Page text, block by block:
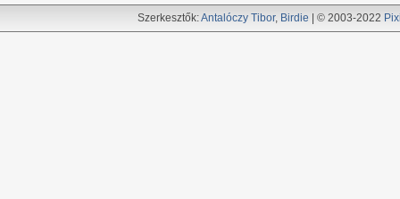
Szerkesztők:Antalóczy Tibor, Birdie | © 2003-2022